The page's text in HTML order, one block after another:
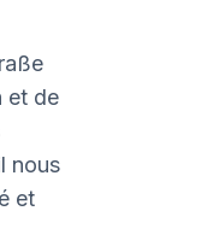
et de
nous
et